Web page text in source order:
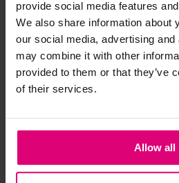
provide social media features
We also share information about
our social media, advertising
may combine it with other
provided to them or that they’ve
of their services.
Allow all
spijkerbroeken is elastine (stretch)
niet gestreken worden en/of in
Twijfels? Wij staan klaar voor
Neo noir
€